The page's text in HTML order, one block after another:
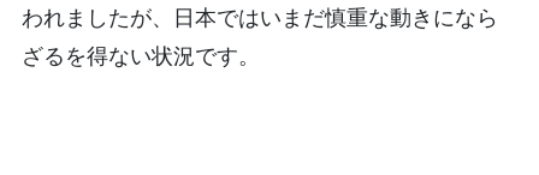
われましたが、日本ではいまだ慎重な動きになら
ざるを得ない状況です。